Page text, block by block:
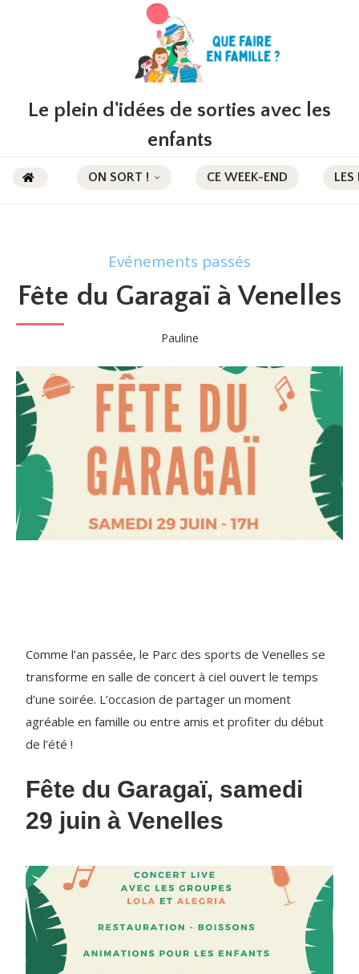
Le plein d'idées de sorties avec les
enfants
ON SORT ! CE WEEK-END LES
Evénements passés
Fête du Garagaï à Venelles
Pauline
Comme l’an passée, le Parc des sports de Venelles se
transforme en salle de concert à ciel ouvert le temps
d’une soirée. L’occasion de partager un moment
agréable en famille ou entre amis et profiter du début
de l’été !
Fête du Garagaï, samedi
29 juin à Venelles